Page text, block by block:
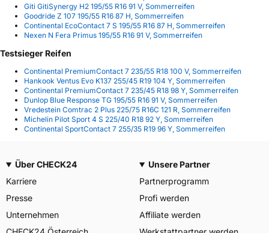
Giti GitiSynergy H2 195/55 R16 91 V, Sommerreifen
Goodride Z 107 195/55 R16 87 H, Sommerreifen
Continental EcoContact 7 S 195/55 R16 87 H, Sommerreifen
Nexen N Fera Primus 195/55 R16 91 V, Sommerreifen
Testsieger Reifen
Continental PremiumContact 7 235/55 R18 100 V, Sommerreifen
Hankook Ventus Evo K137 255/45 R19 104 Y, Sommerreifen
Continental PremiumContact 7 235/45 R18 98 Y, Sommerreifen
Dunlop Blue Response TG 195/55 R16 91 V, Sommerreifen
Vredestein Comtrac 2 Plus 225/75 R16C 121 R, Sommerreifen
Michelin Pilot Sport 4 S 225/40 R18 92 Y, Sommerreifen
Continental SportContact 7 255/35 R19 96 Y, Sommerreifen
Über CHECK24
Karriere
Presse
Unternehmen
Unsere Partner
Partnerprogramm
Profi werden
Affiliate werden